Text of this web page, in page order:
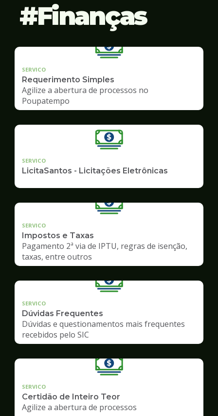
Finanças
SERVICO
Requerimento Simples
Agilize a abertura de processos no
Poupatempo
SERVICO
LicitaSantos - Licitações Eletrônicas
SERVICO
Impostos e Taxas
Pagamento 2ª via de IPTU, regras de isenção,
taxas, entre outros
SERVICO
Dúvidas Frequentes
Dúvidas e questionamentos mais frequentes
recebidos pelo SIC
SERVICO
Certidão de Inteiro Teor
Agilize a abertura de processos